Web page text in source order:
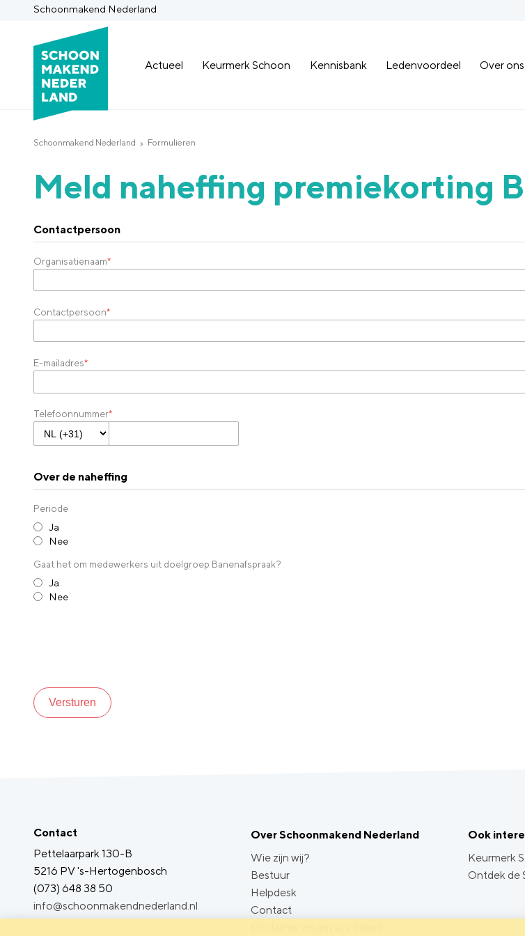
Schoonmakend Nederland
Actueel Keurmerk Schoon Kennisbank Ledenvoordeel Over ons
Schoonmakend Nederland Formulieren
Meld naheffing premiekorting
Contactpersoon
Organisatienaam*
Contactpersoon*
E-mailadres*
Telefoonnummer*
Over de naheffing
Periode
Ja
Nee
Gaat het om medewerkers uit doelgroep Banenafspraak?
Ja
Nee
Versturen
Contact
Pettelaarpark 130-B
5216 PV 's-Hertogenbosch
(073) 648 38 50
info@schoonmakendnederland.nl
Over Schoonmakend Nederland
Wie zijn wij?
Bestuur
Helpdesk
Contact
Ook
Keurmerk
Ontdek de